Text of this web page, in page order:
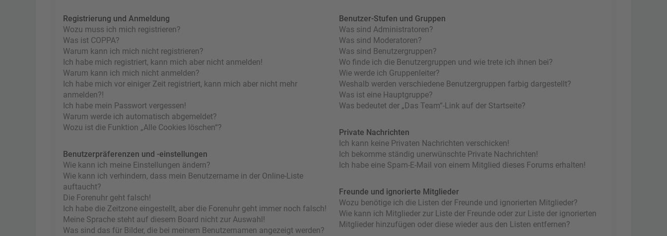
Registrierung und Anmeldung
Wozu muss ich mich registrieren?
Was ist COPPA?
Warum kann ich mich nicht registrieren?
Ich habe mich registriert, kann mich aber nicht anmelden!
Warum kann ich mich nicht anmelden?
Ich habe mich vor einiger Zeit registriert, kann mich aber nicht mehr
anmelden?!
Ich habe mein Passwort vergessen!
Warum werde ich automatisch abgemeldet?
Wozu ist die Funktion „Alle Cookies löschen“?
Benutzerpräferenzen und -einstellungen
Wie kann ich meine Einstellungen ändern?
Wie kann ich verhindern, dass mein Benutzername in der Online-Liste
auftaucht?
Die Forenuhr geht falsch!
Ich habe die Zeitzone eingestellt, aber die Forenuhr geht immer noch falsch!
Meine Sprache steht auf diesem Board nicht zur Auswahl!
Was sind das für Bilder, die bei meinem Benutzernamen angezeigt werden?
Benutzer-Stufen und Gruppen
Was sind Administratoren?
Was sind Moderatoren?
Was sind Benutzergruppen?
Wo finde ich die Benutzergruppen und wie trete ich ihnen bei?
Wie werde ich Gruppenleiter?
Weshalb werden verschiedene Benutzergruppen farbig dargestellt?
Was ist eine Hauptgruppe?
Was bedeutet der „Das Team“-Link auf der Startseite?
Private Nachrichten
Ich kann keine Privaten Nachrichten verschicken!
Ich bekomme ständig unerwünschte Private Nachrichten!
Ich habe eine Spam-E-Mail von einem Mitglied dieses Forums erhalten!
Freunde und ignorierte Mitglieder
Wozu benötige ich die Listen der Freunde und ignorierten Mitglieder?
Wie kann ich Mitglieder zur Liste der Freunde oder zur Liste der ignorierten
Mitglieder hinzufügen oder diese wieder aus den Listen entfernen?